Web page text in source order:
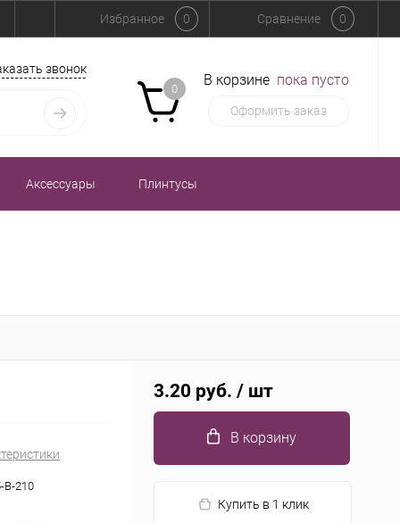
Избранное 0 Сравнение 0
звонок
0
В корзине пока пусто
Оформить заказ
Аксессуары Плинтусы
В-210
3.20 руб. / шт
В корзину
Купить в 1 клик